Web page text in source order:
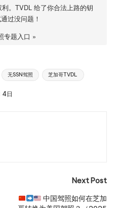
。TVDL 给了你合法上路的钥
过没问题！
专题入口 »
无SSN驾照 芝加哥TVDL
日
Next Post
中国驾照如何在芝加